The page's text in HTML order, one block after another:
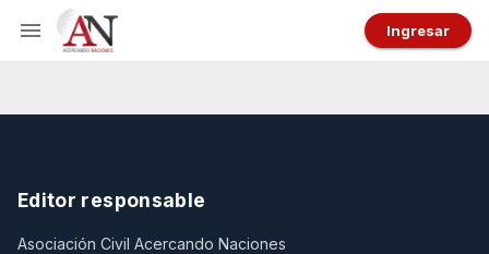
Ingresar
Editor responsable
Asociación Civil Acercando Naciones